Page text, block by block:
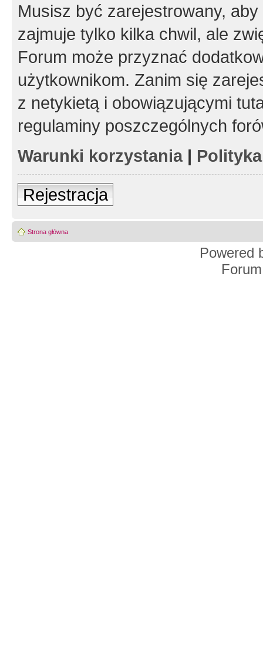
Musisz być zarejestrowany,
zajmuje tylko kilka chwil, ale
Forum może przyznać
użytkownikom. Zanim się
z netykietą i obowiązującymi
regulaminy poszczególnych
Warunki korzystania|
Rejestracja
Strona główna
Powered